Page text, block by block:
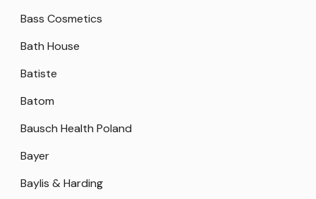
Bass Cosmetics
Bath House
Batiste
Batom
Bausch Health Poland
Bayer
Baylis & Harding